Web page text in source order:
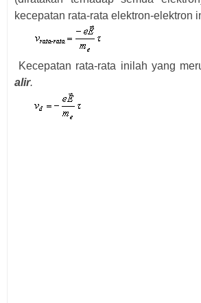
kecepatan rata-rata elektron-elektron
Kecepatan rata-rata inilah yang
alir.